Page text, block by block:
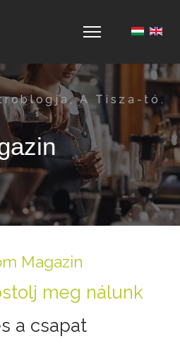
A Tisza-tó.
Magazin
meg nálunk
a csapat